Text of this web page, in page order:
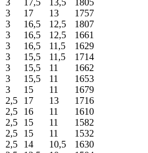
3 17 13
1757
3 16,5 12,5
1807
3 16,5 12,5
1661
3 16,5 11,5
1629
3 15,5 11,5
1714
3 15,5 11
1662
3 15,5 11
1653
3 15 11
1679
2,5 17 13
1716
2,5 16 11
1610
2,5 15 11
1582
2,5 15 11
1532
2,5 14 10,5
1630